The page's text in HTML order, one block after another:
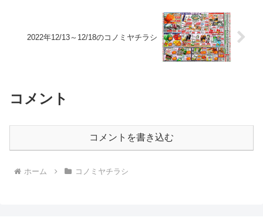
2022年12/13～12/18のコノミヤチラシ
コメント
コメントを書き込む
ホーム コノミヤチラシ